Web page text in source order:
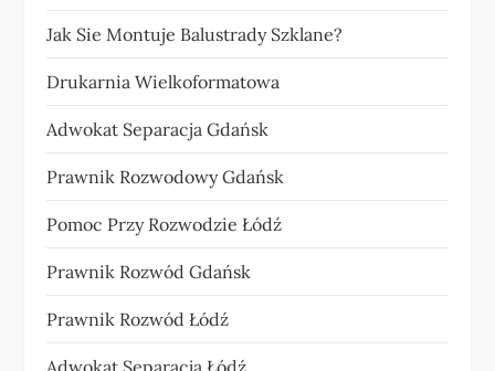
Jak Sie Montuje Balustrady Szklane?
Drukarnia Wielkoformatowa
Adwokat Separacja Gdańsk
Prawnik Rozwodowy Gdańsk
Pomoc Przy Rozwodzie Łódź
Prawnik Rozwód Gdańsk
Prawnik Rozwód Łódź